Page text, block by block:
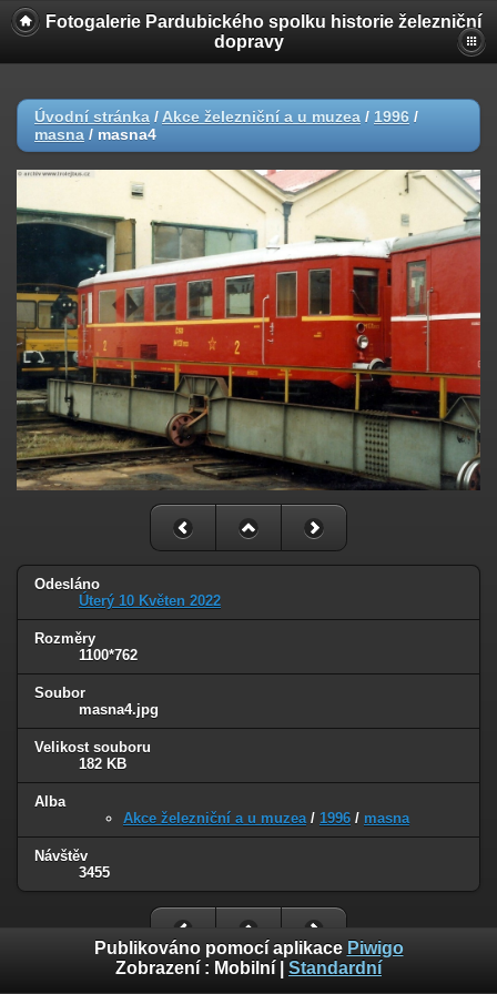
Fotogalerie Pardubického spolku historie železniční
dopravy
Úvodní stránka / Akce železniční a u muzea / 1996 /
masna / masna4
Odesláno
Úterý 10 Květen 2022
Rozměry
1100*762
Soubor
masna4.jpg
Velikost souboru
182 KB
Alba
Akce železniční a u muzea/ 1996 / masna
Návštěv
3455
Publikováno pomocí aplikace Piwigo
Zobrazení : Mobilní Standardní